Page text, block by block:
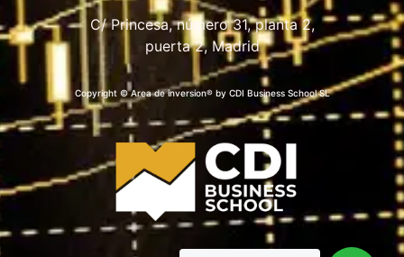
C/ Princesa, número 31, planta 2,
puerta 2, Madrid
Copyright © Area de inversion® by CDI Business School SL